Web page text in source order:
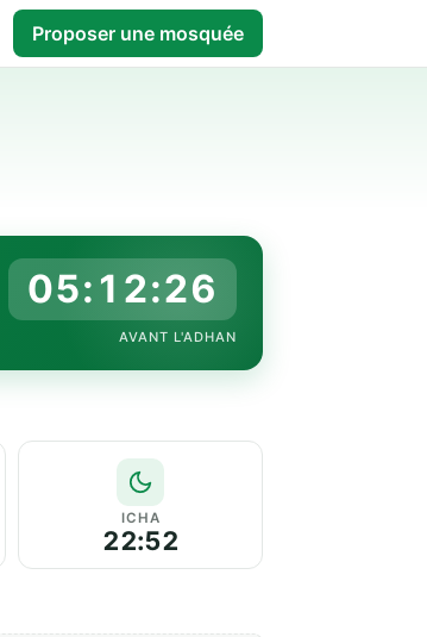
Proposer une mosquée
05:12:26
AVANT L'ADHAN
ICHA
22:52